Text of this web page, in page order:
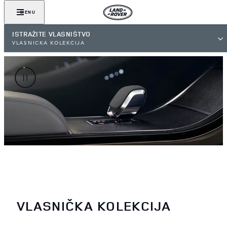
MENU
ISTRAŽITE VLASNIŠTVO
VLASNIČKA KOLEKCIJA
VLASNIČKA KOLEKCIJA